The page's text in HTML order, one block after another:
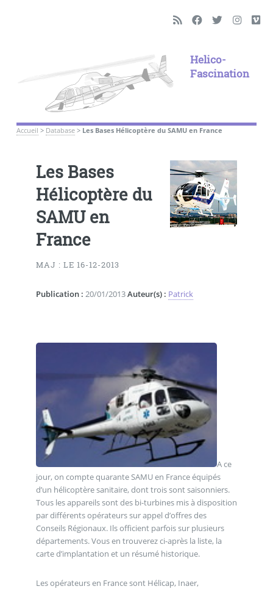
Helico-
Fascination
Accueil > Database> Les Bases Hélicoptère du SAMU en France
Les Bases
Hélicoptère du
SAMU en
France
MAJ : LE 16-12-2013
Publication : 20/01/2013Auteur(s) : Patrick
A ce
jour, on compte quarante SAMU en France équipés
d’un hélicoptère sanitaire, dont trois sont saisonniers.
Tous les appareils sont des bi-turbines mis à disposition
par différents opérateurs sur appel d’offres des
Conseils Régionaux. Ils officient parfois sur plusieurs
départements. Vous en trouverez ci-après la liste, la
carte d’implantation et un résumé historique.
Les opérateurs en France sont Hélicap, Inaer,